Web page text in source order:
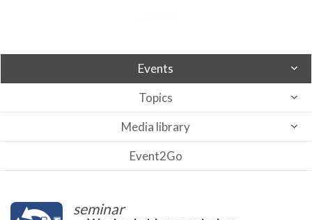
Events
Topics
Media library
Event2Go
seminar